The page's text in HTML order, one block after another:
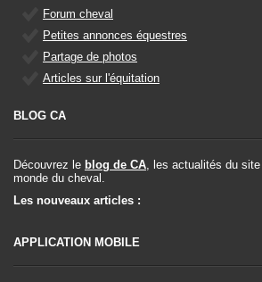
Forum cheval
Petites annonces équestres
Partage de photos
Articles sur l'équitation
BLOG CA
Découvrez le blog de CA , les actualités du
monde du cheval.
Les nouveaux articles :
APPLICATION MOBILE